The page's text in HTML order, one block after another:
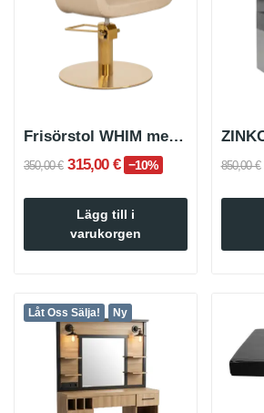
Frisörstol WHIM med rund, förgylld fot
350,00 € 315,00 € −10%
Lägg till i
varukorgen
850,00 €
Låt Oss Sälja! Ny